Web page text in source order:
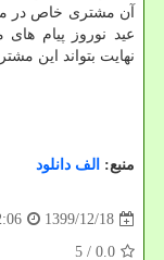
آن مشتری خاص در
عید نوروز پیام
نهایت بتواند این
منبع: الف دانلود
1399/12/18
0.0
/ 5